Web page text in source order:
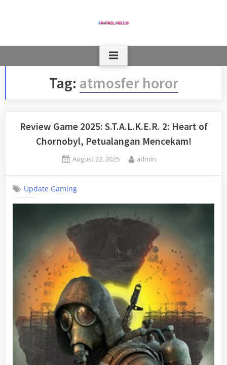
Tag: atmosfer horor
Review Game 2025: S.T.A.L.K.E.R. 2: Heart of
Chornobyl, Petualangan Mencekam!
Posted
August 22, 2025 By
admin
Update Gaming